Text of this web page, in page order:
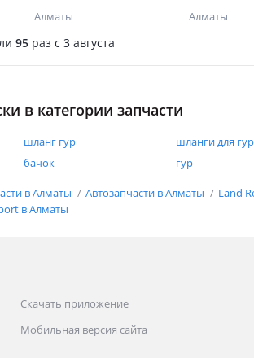
Алматы Алматы
95 раз c 3 августа
в категории запчасти
шланг гур шланги для гур
бачок гур
в Алматы Автозапчасти в Алматы
Land
в Алматы
Скачать приложение
Мобильная версия сайта